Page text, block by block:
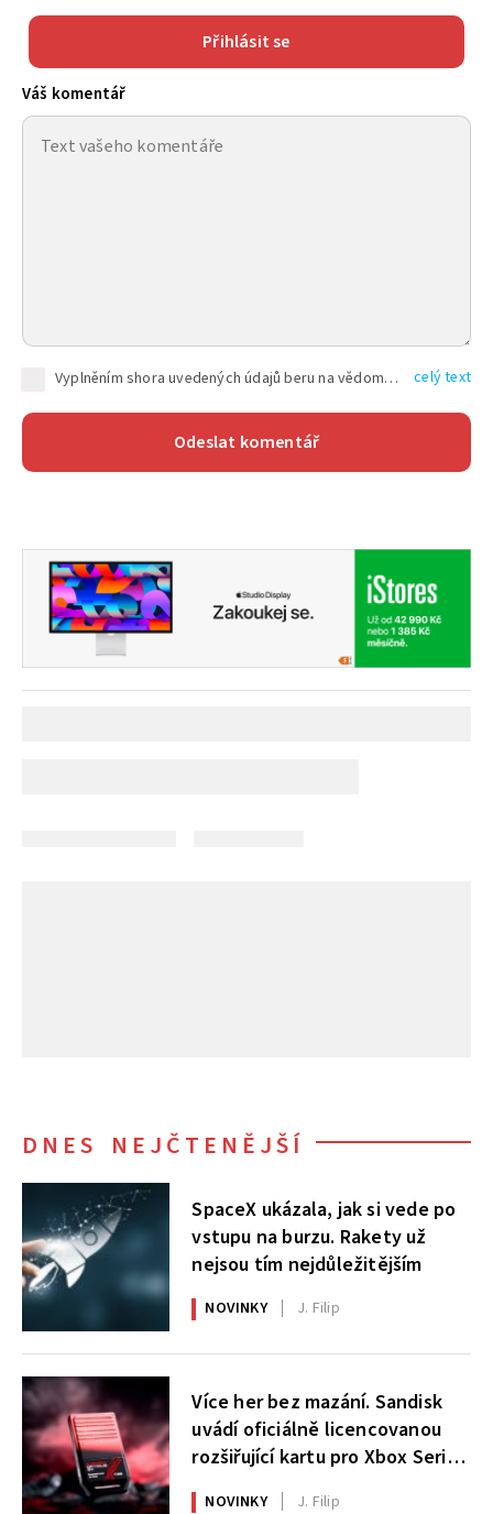
Přihlásit se
Váš komentář
Vyplněním shora uvedených údajů beru na vědomí, že společnost TEXT FACTORY s.r.o., sídlem Brno, Durďákova 336/29, Černá Pole, PSČ: 613 00, IČ: 06157831, zapsané u Krajského soudu v Brně, oddíl C, vložka 100399, bude zpracovávat mé osobní údaje uvedené v rámci mnou vyplněného registračního formuláře na základě oprávněných zájmů TEXT FACTORY s.r.o. dle čl. 6 odst. 1 písm. f) GDPR a pro splnění právních povinností (čl. 6 odst. 1 písm. c) GDPR), a to pro tyto účely: nezbytnost zajistit oprávnění návštěvníka webových stránek provozovaných společností TEXT FACTORY s.r.o. přispívat aktivně ke zveřejněným článkům nebo v rámci diskusních fór a výkon práv TEXT FACTORY s.r.o. jako administrátora těchto diskusních fór. Více informací o zpracování osobních údajů a právech lze nalézt v celý text
DNES NEJČTENĚJŠÍ
SpaceX ukázala, jak si vede po
vstupu na burzu. Rakety už
nejsou tím nejdůležitějším
NOVINKY J. Filip
Více her bez mazání. Sandisk
uvádí oficiálně licencovanou
rozšiřující kartu pro Xbox Series
X|S
NOVINKY J. Filip